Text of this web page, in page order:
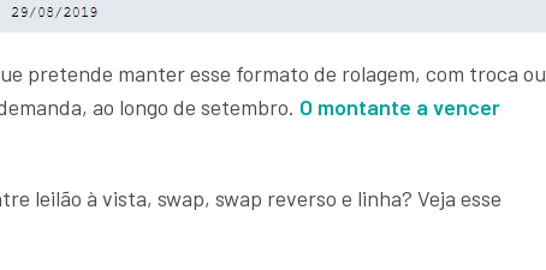
pretende manter esse formato de rolagem, com troca ou
ao longo de setembro. O montante a vencer
leilão à vista, swap, swap reverso e linha? Veja esse